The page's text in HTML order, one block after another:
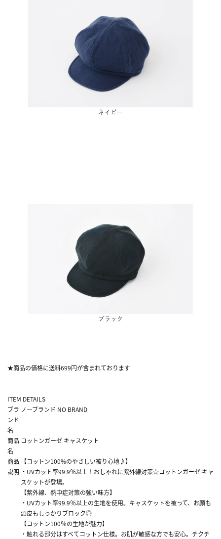
★商品の価格に送料699円が含まれております
ITEM DETAILS
ブラ
ンド
名
ノーブランド NO BRAND
商品
名
コットンガーゼ キャスケット
商品
説明
【コットン100%のやさしい被り心地♪】
・UVカット率99.9％以上！おしゃれに紫外線対策☆コットンガーゼ キャ
スケットが登場。
【紫外線、熱中症対策の強い味方】
・UVカット率99.9％以上の生地を使用。キャスケットを被って、お顔も
頭皮もしっかりブロック◎
【コットン100％の生地が魅力】
・触れる部分はすべてコットン仕様。お肌が敏感な方でも安心。チクチ